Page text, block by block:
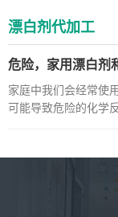
漂白剂代加工
危险，家用漂白剂
家庭中我们会经常使
可能导致危险的化学